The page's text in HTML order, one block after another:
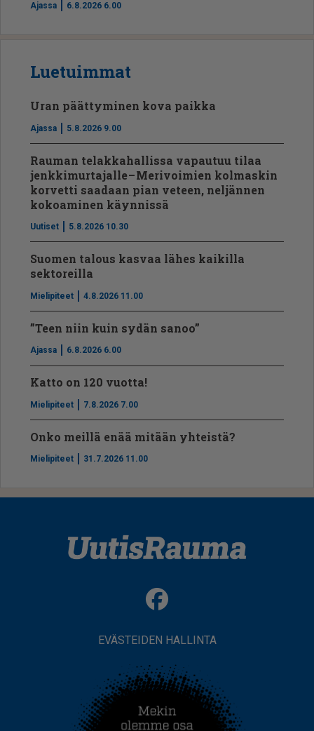
Ajassa 6.8.2026 6.00
Luetuimmat
Uran päättyminen kova paikka
Ajassa 5.8.2026 9.00
Rauman telakkahallissa vapautuu tilaa
jenkkimurtajalle – Merivoimien kolmaskin
korvetti saadaan pian veteen, neljännen
kokoaminen käynnissä
Uutiset 5.8.2026 10.30
Suomen talous kasvaa lähes kaikilla
sektoreilla
Mielipiteet 4.8.2026 11.00
”Teen niin kuin sydän sanoo”
Ajassa 6.8.2026 6.00
Katto on 120 vuotta!
Mielipiteet 7.8.2026 7.00
Onko meillä enää mitään yhteistä?
Mielipiteet 31.7.2026 11.00
EVÄSTEIDEN HALLINTA